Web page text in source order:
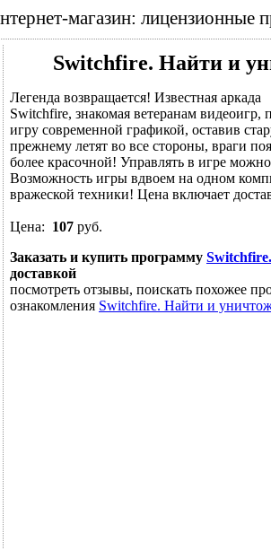
магазин:
Switchfire. Найти и
Легенда возвращается! Известная аркада
Switchfire, знакомая ветеранам
игру современной графикой, оставив
прежнему летят во все стороны, враги
более красочной! Управлять в игре
Возможность игры вдвоем на одном
вражеской техники! Цена включает
Цена: 107 руб.
Заказать и купить программу
доставкой
посмотреть отзывы, поискать похожее
ознакомления Switchfire. Найти и